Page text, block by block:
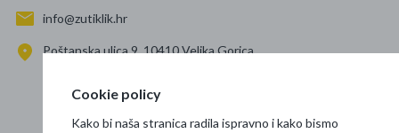
info@zutiklik.hr
Poštanska ulica 9, 10410 Velika Gorica
Prati nas
Cookie policy
Kako bi naša stranica radila ispravno i kako bismo